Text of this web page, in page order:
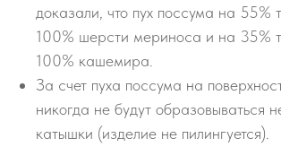
доказали, что пух поссума на 55%
100% шерсти мериноса и на 35%
100% кашемира.
За счет пуха поссума на
никогда не будут образовываться
катышки (изделие не пилингуется).